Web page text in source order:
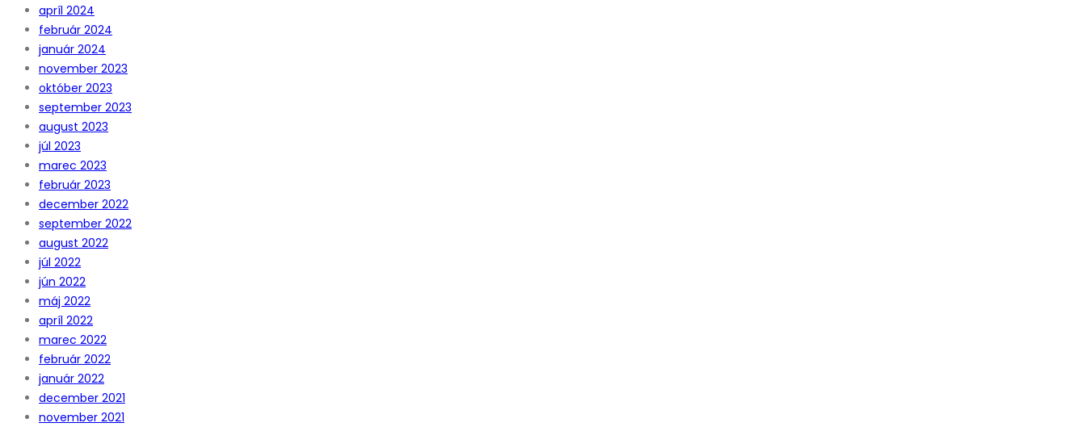
apríl 2024
február 2024
január 2024
november 2023
október 2023
september 2023
august 2023
júl 2023
marec 2023
február 2023
december 2022
september 2022
august 2022
júl 2022
jún 2022
máj 2022
apríl 2022
marec 2022
február 2022
január 2022
december 2021
november 2021